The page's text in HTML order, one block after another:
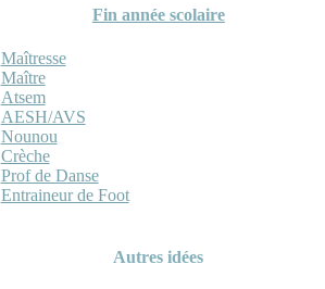
Fin année scolaire
Maîtresse
Maître
Atsem
AESH/AVS
Nounou
Crèche
Prof de Danse
Entraineur de Foot
Autres idées